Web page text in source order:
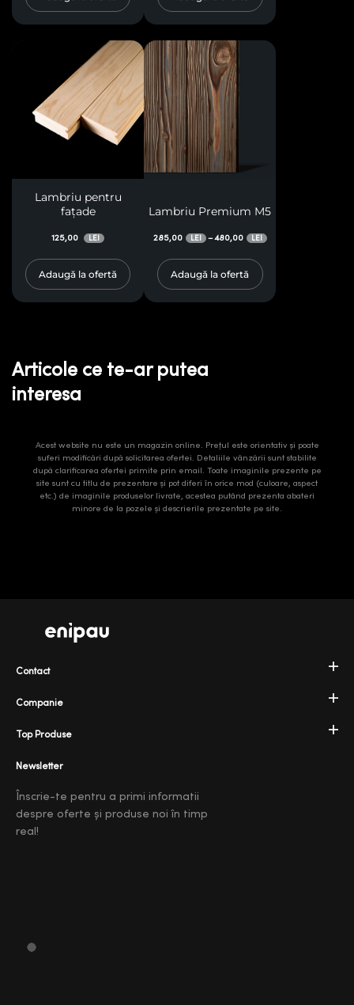
Lambriu pentru
fațade
125,00 LEI
Adaugă la ofertă
Lambriu Premium M5
285,00 LEI –480,00 LEI
Adaugă la ofertă
Articole ce te-ar putea
interesa
Acest website nu este un magazin online. Prețul este orientativ și poate
suferi modificări după solicitarea ofertei. Detaliile vânzării sunt stabilite
după clarificarea ofertei primite prin email. Toate imaginile prezente pe
site sunt cu titlu de prezentare și pot diferi în orice mod (culoare, aspect
etc.) de imaginile produselor livrate, acestea putând prezenta abateri
minore de la pozele și descrierile prezentate pe site.
Companie
Top Produse
Contact
Newsletter
Înscrie-te pentru a primi informatii
despre oferte și produse noi în timp
real!